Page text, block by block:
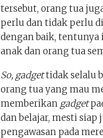
tersebut, orang tua
perlu dan tidak perlu
dengan baik,
anak dan orang tua
So, gadgettidak selalu
orang tua yang mau
memberikan gadget
dan belajar, mesti
pengawasan pada